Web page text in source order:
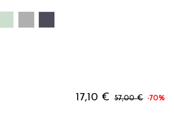
17,10 € 57,00 € -70%